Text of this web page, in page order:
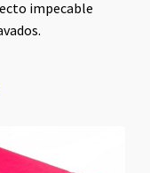
impecable